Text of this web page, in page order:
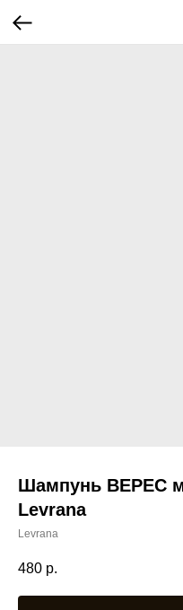
Шампунь ВЕРЕС
Levrana
Levrana
480 р.